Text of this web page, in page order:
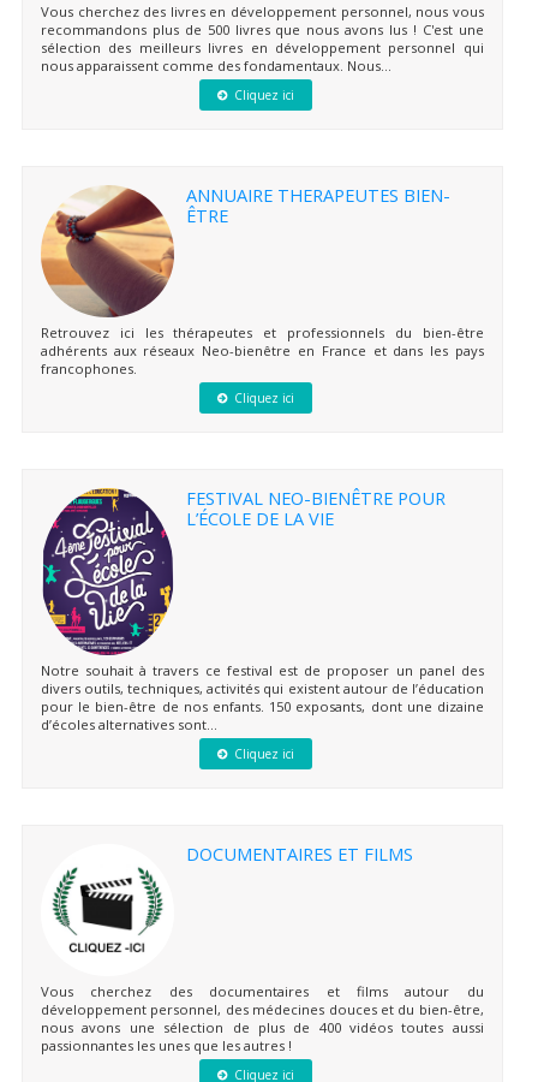
Vous cherchez des livres en développement personnel, nous vous
recommandons plus de 500 livres que nous avons lus ! C'est une
sélection des meilleurs livres en développement personnel qui
nous apparaissent comme des fondamentaux. Nous...
Cliquez ici
ANNUAIRE THERAPEUTES BIEN-
ÊTRE
Retrouvez ici les thérapeutes et professionnels du bien-être
adhérents aux réseaux Neo-bienêtre en France et dans les pays
francophones.
Cliquez ici
FESTIVAL NEO-BIENÊTRE POUR
L’ÉCOLE DE LA VIE
Notre souhait à travers ce festival est de proposer un panel des
divers outils, techniques, activités qui existent autour de l’éducation
pour le bien-être de nos enfants. 150 exposants, dont une dizaine
d’écoles alternatives sont...
Cliquez ici
DOCUMENTAIRES ET FILMS
Vous cherchez des documentaires et films autour du
développement personnel, des médecines douces et du bien-être,
nous avons une sélection de plus de 400 vidéos toutes aussi
passionnantes les unes que les autres !
Cliquez ici